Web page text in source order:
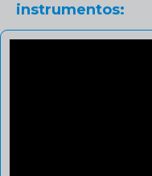
instrumentos: